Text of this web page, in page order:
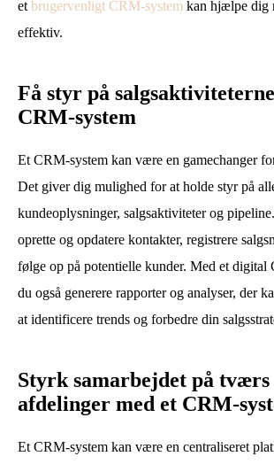
et brugervenligt CRM-system kan hjælpe dig
effektiv.
Få styr på
CRM-system
Et CRM-system kan være en gamechanger
Det giver dig mulighed for at holde styr på
kundeoplysninger, salgsaktiviteter og
oprette og opdatere kontakter, registrere
følge op på potentielle kunder. Med et digital
du også generere rapporter og analyser, der
at identificere trends og forbedre din
Styrk samarbejdet på tværs
afdelinger med et CRM-
Et CRM-system kan være en centraliseret